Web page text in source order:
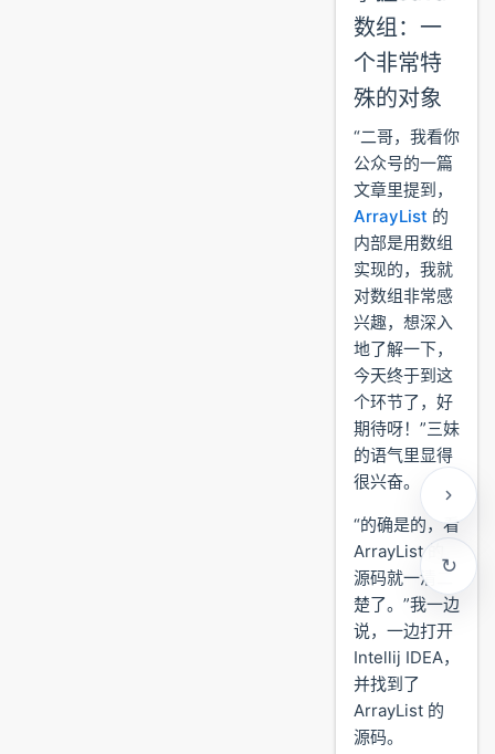
数组：一
个非常特
殊的对象
“二哥，我看你
公众号的一篇
文章里提到，
ArrayList 的
内部是用数组
实现的，我就
对数组非常感
兴趣，想深入
地了解一下，
今天终于到这
个环节了，好
期待呀！”三妹
的语气里显得
很兴奋。
“的确是的，看
ArrayList 的
源码就一清二
楚了。”我一边
说，一边打开
Intellij IDEA，
并找到了
ArrayList 的
源码。